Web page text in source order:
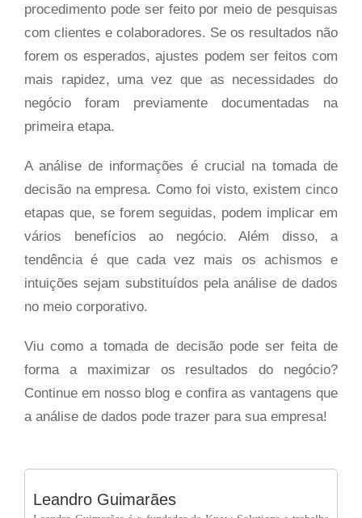
procedimento pode ser feito por meio de pesquisas
com clientes e colaboradores. Se os resultados não
forem os esperados, ajustes podem ser feitos com
mais rapidez, uma vez que as necessidades do
negócio foram previamente documentadas na
primeira etapa.
A análise de informações é crucial na tomada de
decisão na empresa. Como foi visto, existem cinco
etapas que, se forem seguidas, podem implicar em
vários benefícios ao negócio. Além disso, a
tendência é que cada vez mais os achismos e
intuições sejam substituídos pela análise de dados
no meio corporativo.
Viu como a tomada de decisão pode ser feita de
forma a maximizar os resultados do negócio?
Continue em nosso blog e confira as vantagens que
a análise de dados pode trazer para sua empresa!
Leandro Guimarães